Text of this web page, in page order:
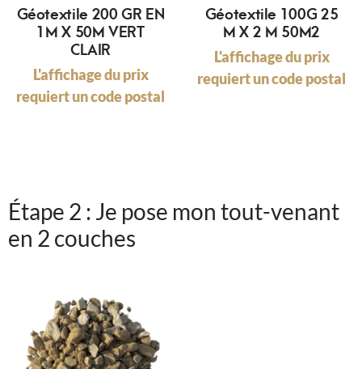
Géotextile 200 GR EN
1M X 50M VERT
CLAIR
L'affichage du prix
requiert un code postal
Géotextile 100G 25
M X 2 M 50M2
L'affichage du prix
requiert un code postal
Étape 2 : Je pose mon tout-venant
en 2 couches